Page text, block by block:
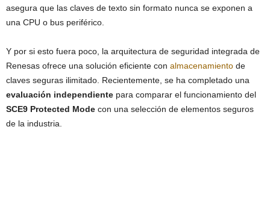
asegura que las claves de texto sin formato nunca se exponen a
una CPU o bus periférico.
Y por si esto fuera poco, la arquitectura de seguridad integrada de
Renesas ofrece una solución eficiente con almacenamiento de
claves seguras ilimitado. Recientemente, se ha completado una
evaluación independiente para comparar el funcionamiento del
SCE9 Protected Mode con una selección de elementos seguros
de la industria.